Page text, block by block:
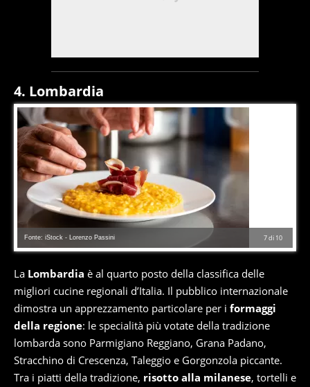
4. Lombardia
7di 10
Fonte: iStock - Lorenzo Passini
La Lombardia è al quarto posto della classifica delle
migliori cucine regionali d’Italia. Il pubblico internazionale
dimostra un apprezzamento particolare per i formaggi
della regione: le specialità più votate della tradizione
lombarda sono Parmigiano Reggiano, Grana Padano,
Stracchino di Crescenza, Taleggio e Gorgonzola piccante.
Tra i piatti della tradizione, risotto alla milanese, tortelli e